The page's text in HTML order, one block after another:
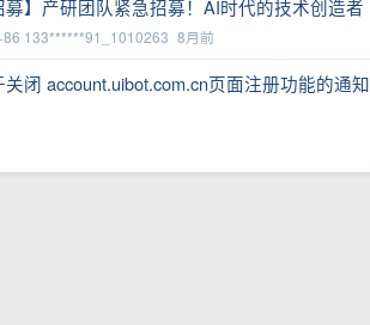
募】产研团队紧急招募！AI时代的技术创造者
133******91_1010263 8月前
关闭 account.uibot.com.cn页面注册功能的通知